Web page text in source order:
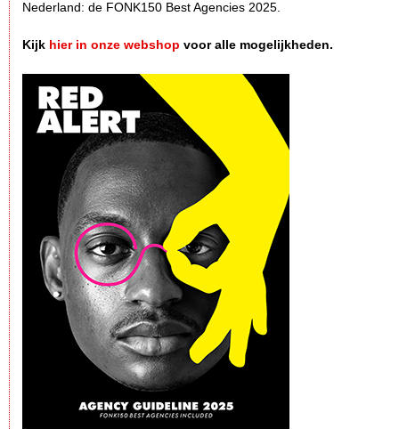
Nederland: de FONK150 Best Agencies 2025.
Kijk hier in onze webshop voor alle mogelijkheden.